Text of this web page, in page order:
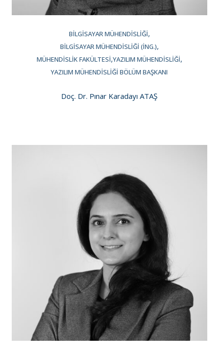
BILGISAYAR MÜHENDISLIĞI
BILGISAYAR MÜHENDISLIĞI (İNG.)
MÜHENDISLIK FAKÜLTESI YAZILIM MÜHENDISLIĞI
YAZILIM MÜHENDISLIĞI BÖLÜM BAŞKANI
Doç. Dr. Pınar Karadayı ATAŞ